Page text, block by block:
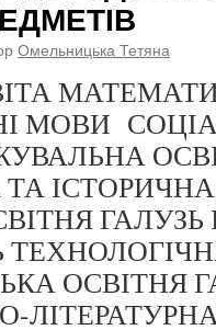
Омельницька Тетяна
МОВИ
ОСВІТНЯ